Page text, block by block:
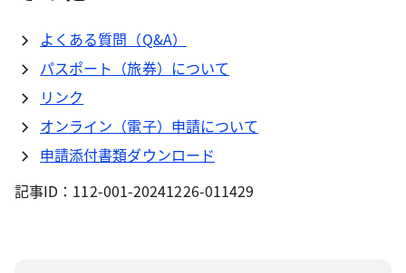
よくある質問（Q&A）
パスポート（旅券）について
リンク
オンライン（電子）申請について
申請添付書類ダウンロード
記事ID：112-001-20241226-011429